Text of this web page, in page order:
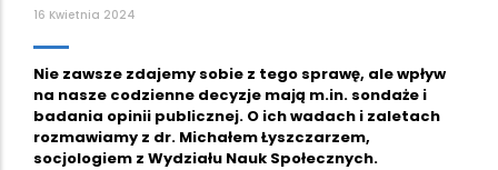
16 Kwietnia 2024
Nie zawsze zdajemy sobie z tego sprawę, ale wpływ
na nasze codzienne decyzje mają m.in. sondaże i
badania opinii publicznej. O ich wadach i zaletach
rozmawiamy z dr. Michałem Łyszczarzem,
socjologiem z Wydziału Nauk Społecznych.